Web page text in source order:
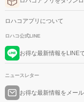
ロハコアプリについて
ロハコ公式LINE
お得な最新情報をLINE
ニュースレター
お得な最新情報をメー